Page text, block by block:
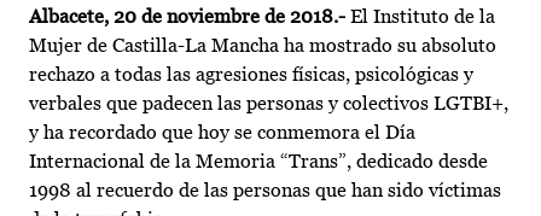
Albacete, 20 de noviembre de 2018.- El Instituto de la
Mujer de Castilla-La Mancha ha mostrado su absoluto
rechazo a todas las agresiones físicas, psicológicas y
verbales que padecen las personas y colectivos LGTBI+,
y ha recordado que hoy se conmemora el Día
Internacional de la Memoria “Trans”, dedicado desde
1998 al recuerdo de las personas que han sido víctimas